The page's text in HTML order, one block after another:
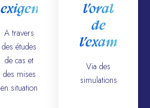
exigences
A travers
des études
de cas et
des mises
en situation
l’oral
de
l’examen
Via des
simulations